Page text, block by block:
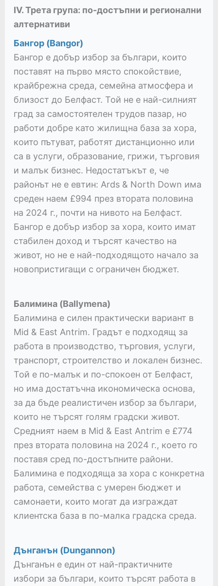
IV. Трета група: по-достъпни и регионални
алтернативи
Бангор (Bangor)
Бангор е добър избор за българи, които
поставят на първо място спокойствие,
крайбрежна среда, семейна атмосфера и
близост до Белфаст. Той не е най-силният
град за самостоятелен трудов пазар, но
работи добре като жилищна база за хора,
които пътуват, работят дистанционно или
са в услуги, образование, грижи, търговия
и малък бизнес. Недостатъкът е, че
районът не е евтин: Ards & North Down има
среден наем £994 през втората половина
на 2024 г., почти на нивото на Белфаст.
Бангор е добър избор за хора, които имат
стабилен доход и търсят качество на
живот, но не е най-подходящото начало за
новопристигащи с ограничен бюджет.
Балимина (Ballymena)
Балимина е силен практически вариант в
Mid & East Antrim. Градът е подходящ за
работа в производство, търговия, услуги,
транспорт, строителство и локален бизнес.
Той е по-малък и по-спокоен от Белфаст,
но има достатъчна икономическа основа,
за да бъде реалистичен избор за българи,
които не търсят голям градски живот.
Средният наем в Mid & East Antrim е £774
през втората половина на 2024 г., което го
поставя сред по-достъпните райони.
Балимина е подходяща за хора с конкретна
работа, семейства с умерен бюджет и
самонаети, които могат да изграждат
клиентска база в по-малка градска среда.
Дънганън (Dungannon)
Дънганън е един от най-практичните
избори за българи, които търсят работа в